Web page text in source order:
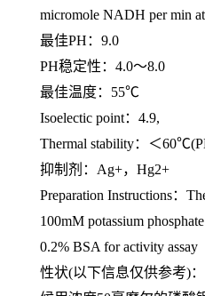
micromole NADH per min
最佳PH ： 9.0
PH稳定性： 4.0～8.0
最佳温度： 55℃
Isoelectic point： 4.9,
Thermal stability：＜
抑制剂： Ag+， Hg2+
Preparation Instructions：
100mM potassium
0.2% BSA for activity assay
性状(以下信息仅供参考)